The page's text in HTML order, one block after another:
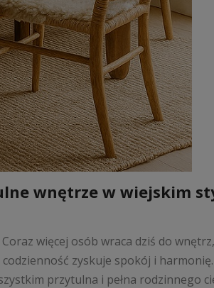
wnętrze w wiejskim
więcej osób wraca dziś do
zyskuje spokój i
przytulna i pełna rodzinnego